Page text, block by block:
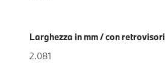
Larghezza in mm / con retrovisori
2.081